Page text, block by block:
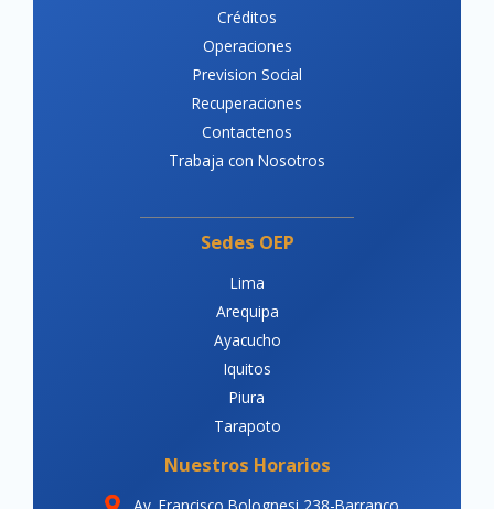
Créditos
Operaciones
Prevision Social
Recuperaciones
Contactenos
Trabaja con Nosotros
Sedes OEP
Lima
Arequipa
Ayacucho
Iquitos
Piura
Tarapoto
Nuestros Horarios
Av. Francisco Bolognesi 238-Barranco